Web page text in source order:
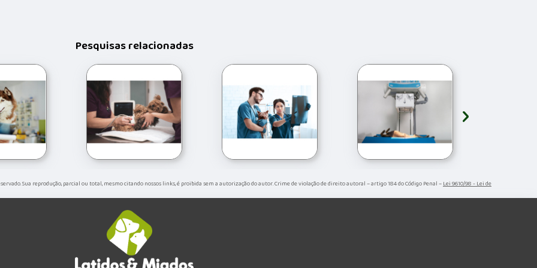
Pesquisas relacionadas
›
Sua reprodução, parcial ou total, mesmo citando nossos links, é proibida sem a autorização do autor. Crime de violação de direito autoral – artigo 184 do Código Penal –Lei 9610/98 - Lei de